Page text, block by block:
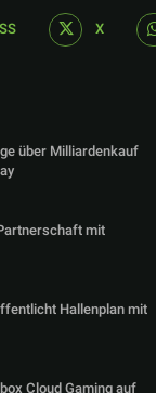
X
über Milliardenkauf
mit
Hallenplan mit
Cloud Gaming auf